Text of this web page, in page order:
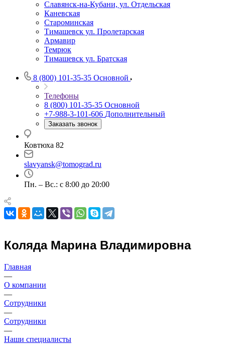
Славянск-на-Кубани, ул. Отдельская
Каневская
Староминская
Тимашевск ул. Пролетарская
Армавир
Темрюк
Тимашевск ул. Братская
8 (800) 101-35-35 Основной
Телефоны
8 (800) 101-35-35 Основной
+7-988-3-101-606 Дополнительный
Заказать звонок
Ковтюха 82
slavyansk@tomograd.ru
Пн. – Вс.: с 8:00 до 20:00
Коляда Марина Владимировна
Главная
—
О компании
—
Сотрудники
—
Сотрудники
—
Наши специалисты